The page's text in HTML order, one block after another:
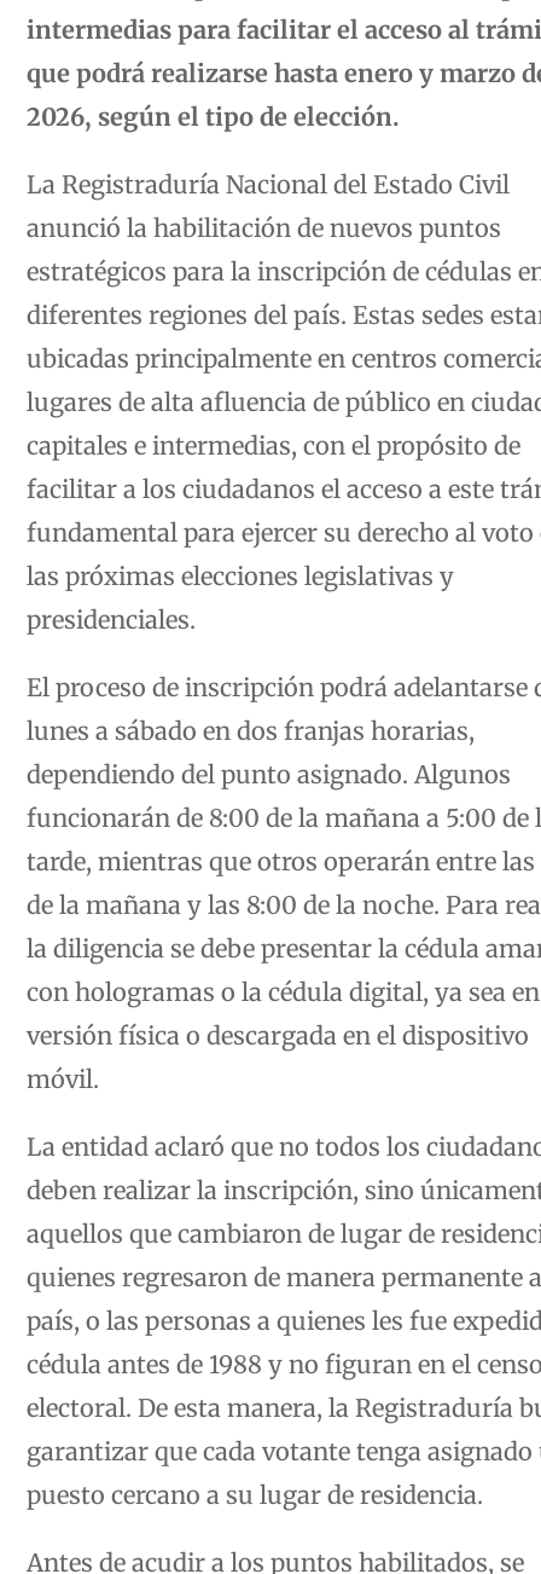
intermedias para facilitar el acceso al
que podrá realizarse hasta enero y marzo
2026, según el tipo de elección.
La Registraduría Nacional del Estado Civil
anunció la habilitación de nuevos puntos
estratégicos para la inscripción de cédulas
diferentes regiones del país. Estas sedes
ubicadas principalmente en centros
lugares de alta afluencia de público en
capitales e intermedias, con el propósito de
facilitar a los ciudadanos el acceso a este
fundamental para ejercer su derecho al voto
las próximas elecciones legislativas y
presidenciales.
El proceso de inscripción podrá adelantarse
lunes a sábado en dos franjas horarias,
dependiendo del punto asignado. Algunos
funcionarán de 8:00 de la mañana a 5:00 de
tarde, mientras que otros operarán entre las
de la mañana y las 8:00 de la noche. Para
la diligencia se debe presentar la cédula
con hologramas o la cédula digital, ya sea
versión física o descargada en el dispositivo
móvil.
La entidad aclaró que no todos los
deben realizar la inscripción, sino
aquellos que cambiaron de lugar de
quienes regresaron de manera permanente
país, o las personas a quienes les fue
cédula antes de 1988 y no figuran en el
electoral. De esta manera, la Registraduría
garantizar que cada votante tenga asignado
puesto cercano a su lugar de residencia.
Antes de acudir a los puntos habilitados, se